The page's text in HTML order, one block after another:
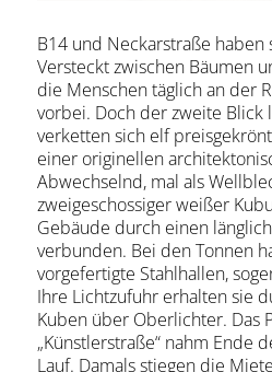
B14 und Neckarstraße haben
Versteckt zwischen Bäumen
die Menschen täglich an der
vorbei. Doch der zweite Blick
verketten sich elf
einer originellen
Abwechselnd, mal als
zweigeschossiger weißer
Gebäude durch einen
verbunden. Bei den Tonnen
vorgefertigte Stahlhallen,
Ihre Lichtzufuhr erhalten sie
Kuben über Oberlichter. Das
„Künstlerstraße“ nahm Ende
Lauf. Damals stiegen die